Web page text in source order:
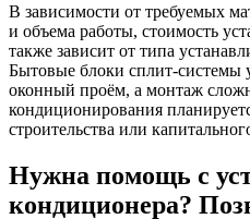
В зависимости от требуемых
и объема работы, стоимость
также зависит от типа
Бытовые блоки сплит-системы
оконный проём, а монтаж
кондиционирования
строительства или
Нужна помощь с
кондиционера?